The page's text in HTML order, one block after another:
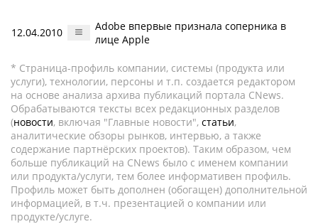
12.04.2010
Adobe впервые признала соперника в
лице Apple
* Страница-профиль компании, системы (продукта или
услуги), технологии, персоны и т.п. создается редактором
на основе анализа архива публикаций портала CNews.
Обрабатываются тексты всех редакционных разделов
(новости, включая "Главные новости", статьи,
аналитические обзоры рынков, интервью, а также
содержание партнёрских проектов). Таким образом, чем
больше публикаций на CNews было с именем компании
или продукта/услуги, тем более информативен профиль.
Профиль может быть дополнен (обогащен) дополнительной
информацией, в т.ч. презентацией о компании или
продукте/услуге.